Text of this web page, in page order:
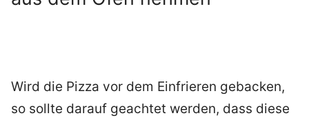
Wird die Pizza vor dem Einfrieren gebacken,
so sollte darauf geachtet werden, dass diese